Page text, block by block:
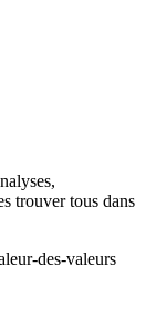
trouver tous dans
des-valeurs